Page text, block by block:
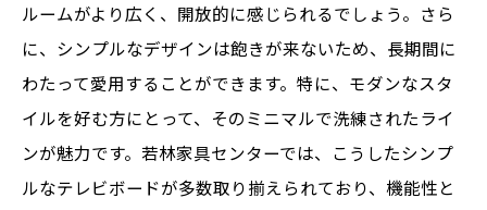
ルームがより広く、開放的に感じられるでしょう。さら
に、シンプルなデザインは飽きが来ないため、長期間に
わたって愛用することができます。特に、モダンなスタ
イルを好む方にとって、そのミニマルで洗練されたライ
ンが魅力です。若林家具センターでは、こうしたシンプ
ルなテレビボードが多数取り揃えられており、機能性と